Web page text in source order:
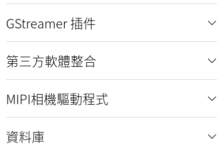
GStreamer 插件
第三方軟體整合
MIPI相機驅動程式
資料庫